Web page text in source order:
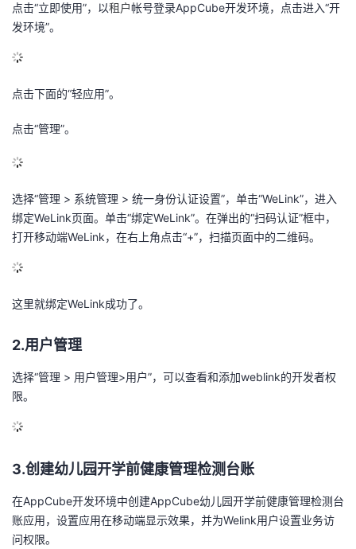
点击“立即使用”， 以租户帐号登录AppCube开发环境，
点击进入“开
发环境”。
点击下面的“轻应用”。
点击“管理”。
选择“管理 > 系统管理 > 统一身份认证设置”，单击“WeLink”， 进入
绑定WeLink页面。 单击“绑定WeLink”。在弹出的“扫码认证”框中，
打开移动端WeLink，在右上角点击“+”，扫描页面中的二维码。
这里就绑定WeLink成功了。
2.用户管理
选择“管理 > 用户管理>用户”，可以查看和添加weblink的开发者权
限。
3.创建幼儿园开学前健康管理检测台账
在AppCube开发环境中创建AppCube幼儿园开学前健康管理检测台
账应用，设置应用在移动端显示效果，并为Welink用户设置业务访
问权限。